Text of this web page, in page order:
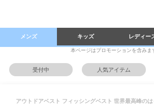
メンズ キッズ レディー
本ページはプロモーションを含みま
受付中 人気アイテム
アウトドアベスト フィッシングベスト 世界最高峰の